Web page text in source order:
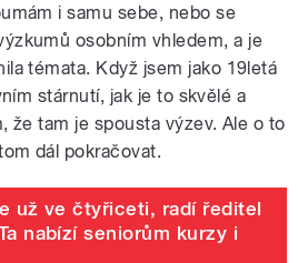
i samu sebe, nebo se
osobním vhledem, a je
témata. Když jsem jako 19letá
stárnutí, jak je to skvělé a
že tam je spousta výzev. Ale o to
dál pokračovat.
už ve čtyřiceti, radí ředitel
nabízí seniorům kurzy i